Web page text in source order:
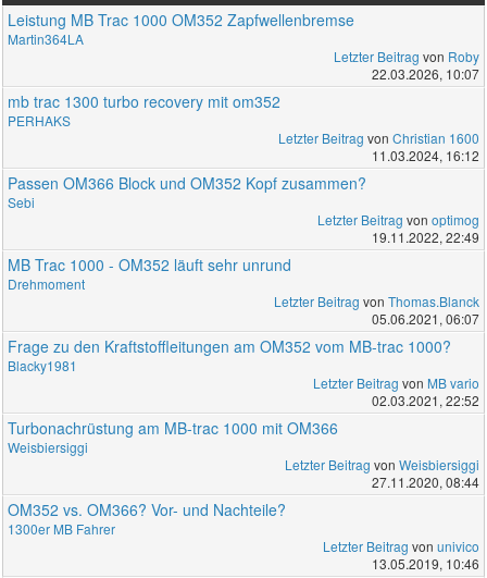
Leistung MB Trac 1000 OM352 Zapfwellenbremse
Martin364LA
Letzter Beitrag von Roby
22.03.2026, 10:07
mb trac 1300 turbo recovery mit om352
PERHAKS
Letzter Beitrag von Christian 1600
11.03.2024, 16:12
Passen OM366 Block und OM352 Kopf zusammen?
Sebi
Letzter Beitrag von optimog
19.11.2022, 22:49
MB Trac 1000 - OM352 läuft sehr unrund
Drehmoment
Letzter Beitrag von Thomas.Blanck
05.06.2021, 06:07
Frage zu den Kraftstoffleitungen am OM352 vom MB-trac 1000?
Blacky1981
Letzter Beitrag von MB vario
02.03.2021, 22:52
Turbonachrüstung am MB-trac 1000 mit OM366
Weisbiersiggi
Letzter Beitrag von Weisbiersiggi
27.11.2020, 08:44
OM352 vs. OM366? Vor- und Nachteile?
1300er MB Fahrer
Letzter Beitrag von univico
13.05.2019, 10:46